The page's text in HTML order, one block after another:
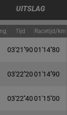
UITSLAG
Tijd Racetijd/km
03'21''9001'14''80
03'22''2001'14''90
03'22''4001'15''00